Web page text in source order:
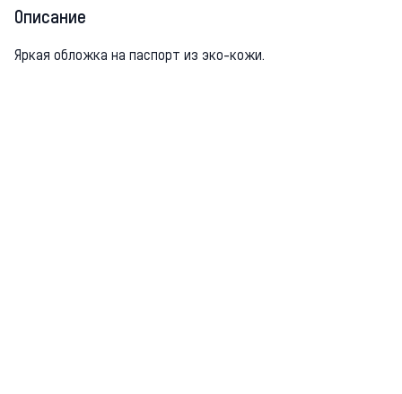
Описание
Яркая обложка на паспорт из эко-кожи.